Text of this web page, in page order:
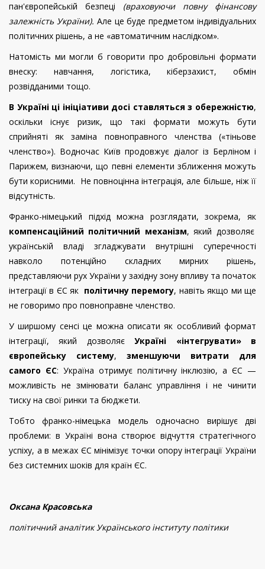
пан'європейській безпеці (враховуючи повну фінансову
залежність України). Але це буде предметом індивідуальних
політичних рішень, а не «автоматичним наслідком».
Натомість ми могли б говорити про добровільні формати
внеску: навчання, логістика, кіберзахист, обмін
розвідданими тощо.
В Україні ці ініціативи досі ставляться з обережністю,
оскільки існує ризик, що такі формати можуть бути
сприйняті як заміна повноправного членства («тіньове
членство»). Водночас Київ продовжує діалог із Берліном і
Парижем, визнаючи, що певні елементи зближення можуть
бути корисними. Не повноцінна інтеграція, але більше, ніж її
відсутність.
Франко-німецький підхід можна розглядати, зокрема, як
компенсаційний політичний механізм, який дозволяє
українській владі згладжувати внутрішні суперечності
навколо потенційно складних мирних рішень,
представляючи рух України у західну зону впливу та початок
інтеграції в ЄС як політичну перемогу, навіть якщо ми ще
не говоримо про повноправне членство.
У ширшому сенсі це можна описати як особливий формат
інтеграції, який дозволяєУкраїні «інтегрувати» в
європейську систему, зменшуючи витрати для
самого ЄС: Україна отримує політичну інклюзію, а ЄС —
можливість не змінювати баланс управління і не чинити
тиску на свої ринки та бюджети.
Тобто франко-німецька модель одночасно вирішує дві
проблеми: в Україні вона створює відчуття стратегічного
успіху, а в межах ЄС мінімізує точки опору інтеграції України
без системних шоків для країн ЄС.
Оксана Красовська
політичний аналітик Українського інституту політики